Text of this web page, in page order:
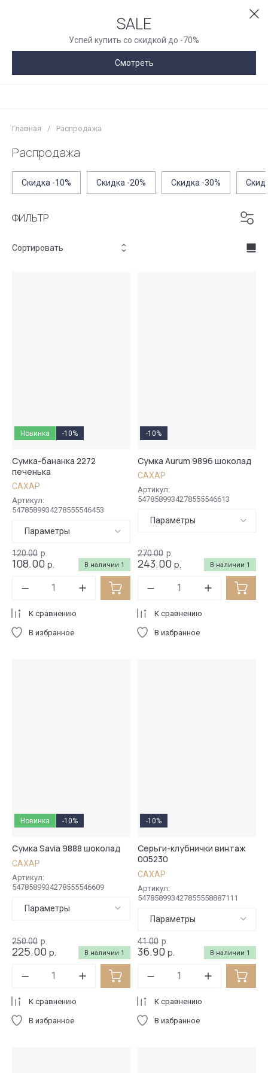
SALE
Успей купить со скидкой до -70%
Смотреть
Главная / Распродажа
Распродажа
Скидка -10% Скидка -20% Скидка -30%
ФИЛЬТР
Сортировать
Новинка -10%
Сумка-бананка 2272
печенька
САХАР
Артикул:
5478589934278555546453
Параметры
В наличии 1
120.00 р.
108.00 р.
К сравнению
В избранное
-10%
Сумка Aurum 9896 шоколад
САХАР
Артикул:
5478589934278555546613
Параметры
В наличии 1
270.00 р.
243.00 р.
К сравнению
В избранное
Новинка -10%
Сумка Savia 9888 шоколад
САХАР
Артикул:
5478589934278555546609
Параметры
В наличии 1
250.00 р.
225.00 р.
К сравнению
В избранное
-10%
Серьги-клубнички винтаж
005230
САХАР
Артикул:
547858993427855558887111
Параметры
В наличии 1
41.00 р.
36.90 р.
К сравнению
В избранное